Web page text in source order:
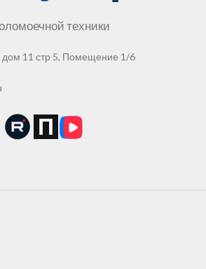
техники
дом 11 стр 5, Помещение 1/6